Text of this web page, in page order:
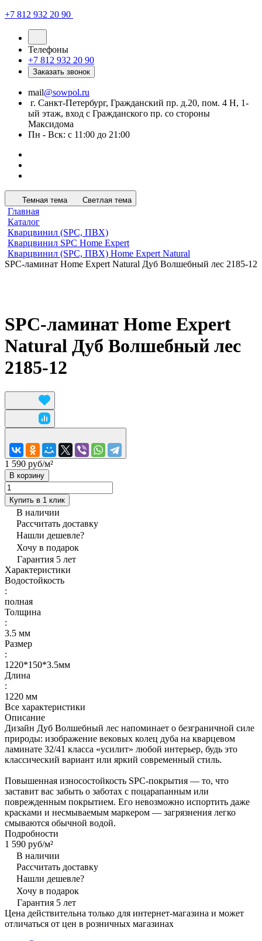
+7 812 932 20 90
Телефоны
+7 812 932 20 90
Заказать звонок
mail@sowpol.ru
г. Санкт-Петербург, Гражданский пр. д.20, пом. 4 Н, 1-
ый этаж, вход с Гражданского пр. со стороны
Максидома
Пн - Вск: с 11:00 до 21:00
Темная тема Светлая тема
Главная
Каталог
Кварцвинил (SPC, ПВХ)
Кварцвинил SPC Home Expert
Кварцвинил (SPC, ПВХ) Home Expert Natural
SPC-ламинат Home Expert Natural Дуб Волшебный лес 2185-12
SPC-ламинат Home Expert
Natural Дуб Волшебный лес
2185-12
1 590 руб/м²
В корзину
Купить в 1 клик
В наличии
Рассчитать доставку
Нашли дешевле?
Хочу в подарок
Гарантия 5 лет
Характеристики
Водостойкость
:
полная
Толщина
:
3.5 мм
Размер
:
1220*150*3.5мм
Длина
:
1220 мм
Все характеристики
Описание
Дизайн Дуб Волшебный лес напоминает о безграничной силе
природы: изображение вековых колец дуба на кварцевом
ламинате 32/41 класса «усилит» любой интерьер, будь это
классический вариант или яркий современный стиль.
Повышенная износостойкость SPC-покрытия — то, что
заставит вас забыть о заботах с поцарапанным или
поврежденным покрытием. Его невозможно испортить даже
красками и несмываемым маркером — загрязнения легко
смываются обычной водой.
Подробности
1 590 руб/м²
В наличии
Рассчитать доставку
Нашли дешевле?
Хочу в подарок
Гарантия 5 лет
Цена действительна только для интернет-магазина и может
отличаться от цен в розничных магазинах